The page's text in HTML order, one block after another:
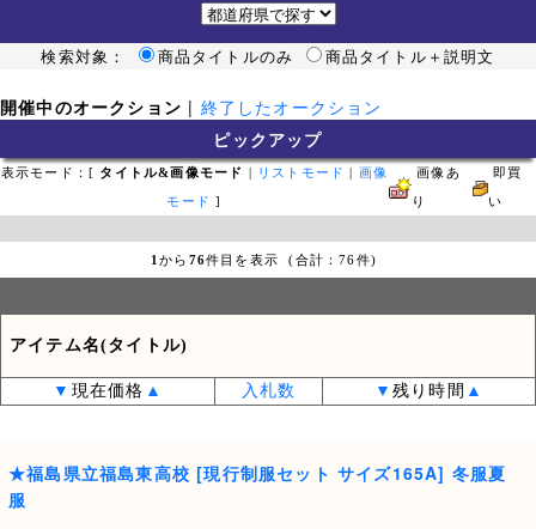
検索対象： 商品タイトルのみ 商品タイトル＋説明文
開催中のオークション | 終了したオークション
ピックアップ
表示モード：[ タイトル&画像モード リストモード 画像
モード ]
画像あ
り
即買
い
1から 76件目を表示 (合計：76件)
アイテム名(タイトル)
▼ 現在価格 ▲ 入札数 ▼ 残り時間 ▲
★福島県立福島東高校 [現行制服セット サイズ165A] 冬服夏
服